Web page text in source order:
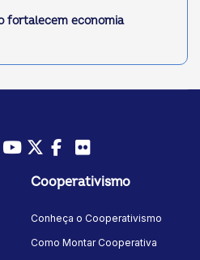
fortalecem economia
Cooperativismo
Conheça o Cooperativismo
Como Montar Cooperativa